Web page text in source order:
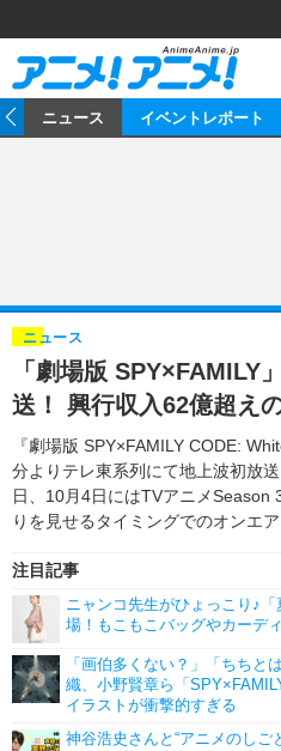
ゲーム
イベント
海外イベント
俳優・タレント
ビジネス
アニメ
書評
ゲーム
動画
アニメ！アニメ！TV
ニュース イベントレポート
「劇場版 SPY×FAMILY
送！ 興行収入62億超え
『劇場版 SPY×FAMILY CODE:
分よりテレ東系列にて地上波初放
日、10月4日にはTVアニメSeason
りを見せるタイミングでのオンエア
ニュース
注目記事
ニャンコ先生がひょっこり♪
場！もこもこバッグやカーデ
「画伯多くない？」「ちち
織、小野賢章ら「
イラストが衝撃的すぎる
神谷浩史さんと“アニメのしご